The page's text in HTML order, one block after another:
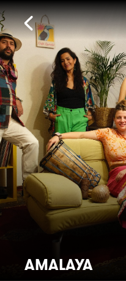
AMALAYA